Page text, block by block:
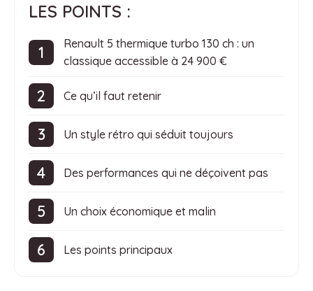
LES POINTS :
Renault 5 thermique turbo 130 ch : un
classique accessible à 24 900 €
Ce qu’il faut retenir
Un style rétro qui séduit toujours
Des performances qui ne déçoivent pas
Un choix économique et malin
Les points principaux